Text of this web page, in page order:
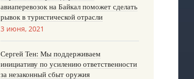
авиаперевозок на Байкал поможет сделать
рывок в туристической отрасли
3 июня, 2021
Сергей Тен: Мы поддерживаем
инициативу по усилению ответственности
за незаконный сбыт оружия